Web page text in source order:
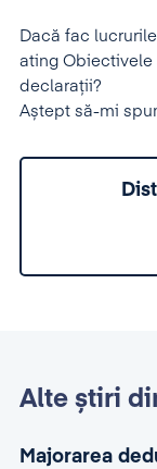
Dacă fac
ating Obiectivele
declarații?
Aștept să-mi
Alte știri
Majorarea